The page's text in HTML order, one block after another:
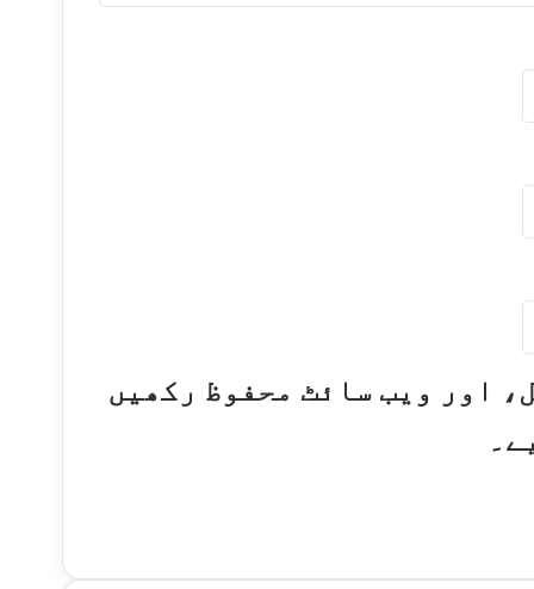
اور ویب سائٹ محفوظ رکھیں